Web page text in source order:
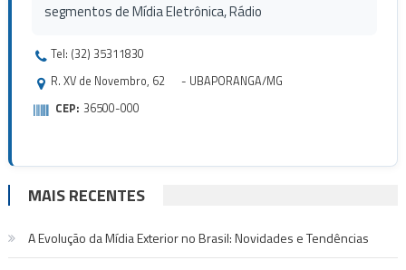
segmentos de Mídia Eletrônica, Rádio
Tel: (32) 35311830
R. XV de Novembro, 62 - UBAPORANGA/MG
CEP: 36500-000
MAIS RECENTES
A Evolução da Mídia Exterior no Brasil: Novidades e Tendências